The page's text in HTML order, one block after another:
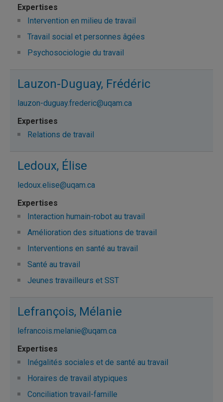
Intervention en milieu de travail
Travail social et personnes âgées
Psychosociologie du travail
Lauzon-Duguay, Frédéric
lauzon-duguay.frederic@uqam.ca
Relations de travail
Ledoux, Élise
ledoux.elise@uqam.ca
Interaction humain-robot au travail
Amélioration des situations de travail
Interventions en santé au travail
Santé au travail
Jeunes travailleurs et SST
Lefrançois, Mélanie
lefrancois.melanie@uqam.ca
Inégalités sociales et de santé au travail
Horaires de travail atypiques
Conciliation travail-famille